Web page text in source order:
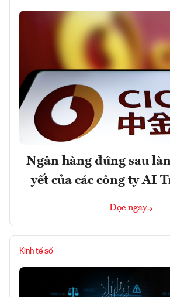
Ngân hàng đứng sau
yết của các công ty AI
Đọc ngay
Kinh tế số